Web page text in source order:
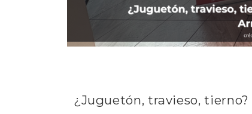
¿Juguetón, travieso,